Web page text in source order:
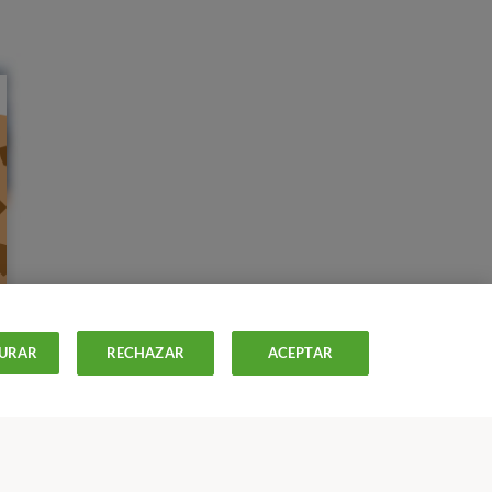
RECHAZAR ACEPTAR